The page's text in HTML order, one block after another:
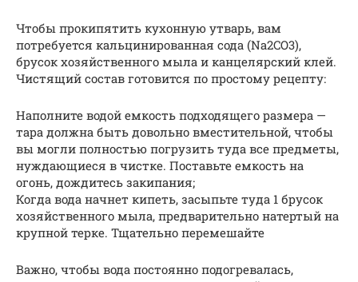
Чтобы прокипятить кухонную утварь, вам
потребуется кальцинированная сода (Na2CO3),
брусок хозяйственного мыла и канцелярский клей.
Чистящий состав готовится по простому рецепту:
Наполните водой емкость подходящего размера —
тара должна быть довольно вместительной, чтобы
вы могли полностью погрузить туда все предметы,
нуждающиеся в чистке. Поставьте емкость на
огонь, дождитесь закипания;
Когда вода начнет кипеть, засыпьте туда 1 брусок
хозяйственного мыла, предварительно натертый на
крупной терке. Тщательно перемешайте
Важно, чтобы вода постоянно подогревалась,